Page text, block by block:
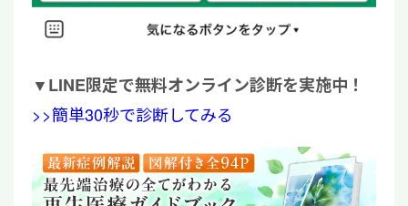
▼LINE限定で無料オンライン診断を実施中！
>>簡単30秒で診断してみる